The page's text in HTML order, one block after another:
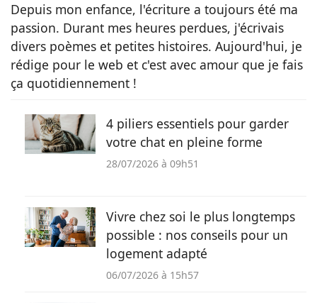
Depuis mon enfance, l'écriture a toujours été ma
passion. Durant mes heures perdues, j'écrivais
divers poèmes et petites histoires. Aujourd'hui, je
rédige pour le web et c'est avec amour que je fais
ça quotidiennement !
4 piliers essentiels pour garder
votre chat en pleine forme
28/07/2026 à 09h51
Vivre chez soi le plus longtemps
possible : nos conseils pour un
logement adapté
06/07/2026 à 15h57